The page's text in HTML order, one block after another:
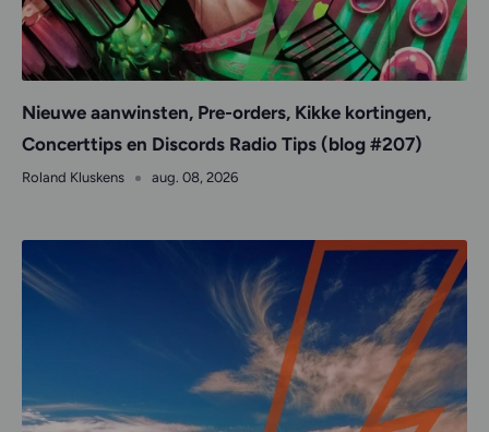
Nieuwe aanwinsten, Pre-orders, Kikke kortingen,
Concerttips en Discords Radio Tips (blog #207)
Roland Kluskens aug. 08, 2026